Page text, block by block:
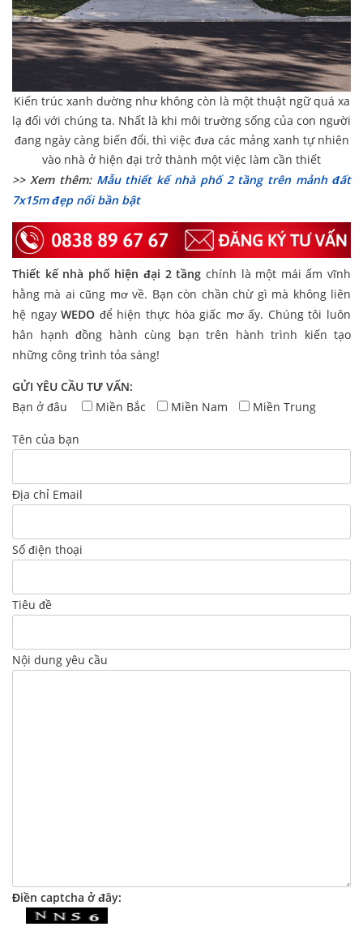
Kiến trúc xanh dường như không còn là một thuật ngữ quá xa
lạ đối với chúng ta. Nhất là khi môi trường sống của con người
đang ngày càng biến đổi, thì việc đưa các mảng xanh tự nhiên
vào nhà ở hiện đại trở thành một việc làm cần thiết
>> Xem thêm: Mẫu thiết kế nhà phố 2 tầng trên mảnh đất
7x15m đẹp nổi bần bật
Thiết kế nhà phố hiện đại 2 tầng chính là một mái ấm vĩnh
hằng mà ai cũng mơ về. Bạn còn chần chừ gì mà không liên
hệ ngayWEDO để hiện thực hóa giấc mơ ấy. Chúng tôi luôn
hân hạnh đồng hành cùng bạn trên hành trình kiến tạo
những công trình tỏa sáng!
GỬI YÊU CẦU TƯ VẤN:
Bạn ở đâu
Miền Bắc Miền Nam Miền Trung
Tên của bạn
Địa chỉ Email
Số điện thoại
Tiêu đề
Nội dung yêu cầu
Điền captcha ở đây: